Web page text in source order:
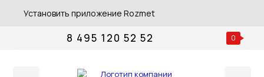
Установить приложение Rozmet
8 495 120 52 52 0